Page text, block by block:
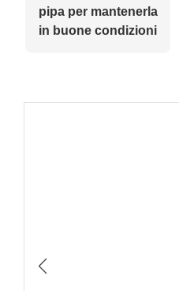
pipa per mantenerla
in buone condizioni